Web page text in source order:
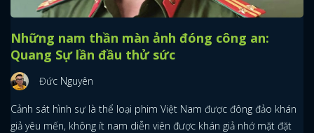
Những nam thần màn ảnh đóng công an:
Quang Sự lần đầu thử sức
Đức Nguyên
Cảnh sát hình sự là thể loại phim Việt Nam được đông đảo khán
giả yêu mến, không ít nam diễn viên được khán giả nhớ mặt đặt